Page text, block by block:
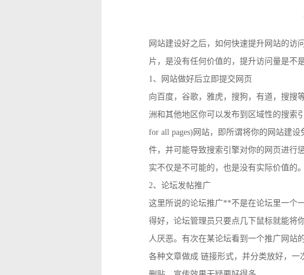
网站建设好之后，如何快速提升网站的访
片，是没有任何价值的，提升访问量是不
1、网站做好后立即提交网页
向百度，谷歌，雅虎，搜狗，有道，搜搜
洲和其他地区你可以发布到区域性的搜索
for all pages)网站，即所谓将你的网站建
件，并可能导致搜索引擎对你的网页进行
实不仅是不可能的，也是没有实际价值的
2、论坛发帖推广
这里所说的论坛推广**不是在论坛里一个
得好，论坛管理员只要点几下鼠标就能将
人厌恶。有次在某论坛看到一个推广网站
各种文章做成 链接形式，并分类放好，